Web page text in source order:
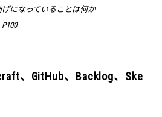
げになっていることは何か
、GitHub、Backlog、Ske